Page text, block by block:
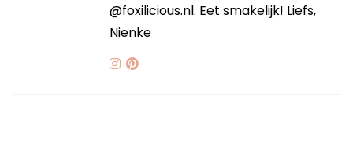
@foxilicious.nl. Eet smakelijk! Liefs,
Nienke